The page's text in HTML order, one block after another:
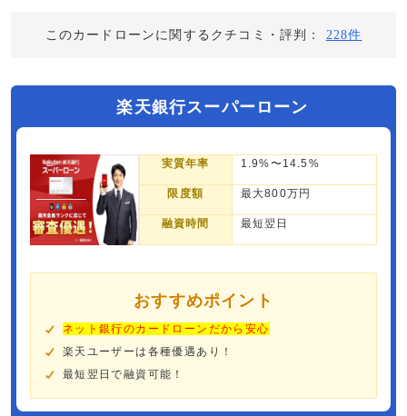
このカードローンに関するクチコミ・評判： 228件
楽天銀行スーパーローン
実質年率 1.9%〜14.5%
限度額 最大800万円
融資時間 最短翌日
おすすめポイント
ネット銀行のカードローンだから安心
楽天ユーザーは各種優遇あり！
最短翌日で融資可能！